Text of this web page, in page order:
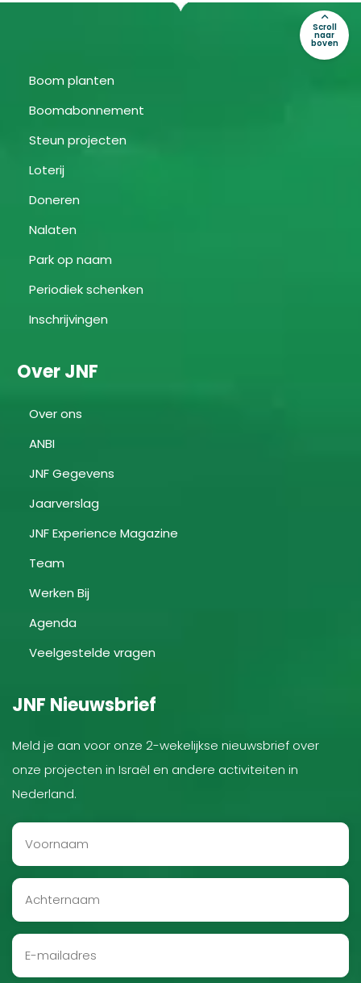
Boom planten
Boomabonnement
Steun projecten
Loterij
Doneren
Nalaten
Park op naam
Periodiek schenken
Inschrijvingen
Over JNF
Over ons
ANBI
JNF Gegevens
Jaarverslag
JNF Experience Magazine
Team
Werken Bij
Agenda
Veelgestelde vragen
Scroll
naar
boven
JNF Nieuwsbrief
Meld je aan voor onze 2-wekelijkse nieuwsbrief over
onze projecten in Israël en andere activiteiten in
Nederland.